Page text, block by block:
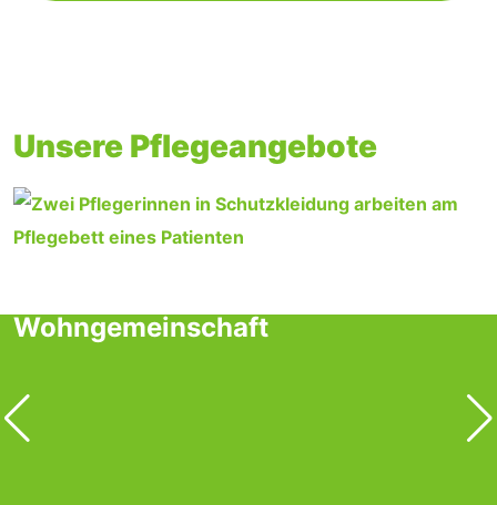
Unsere Pflegeangebote
Wohngemeinschaft